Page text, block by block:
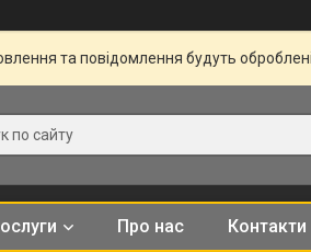
та повідомлення будуть
Про нас Контакти